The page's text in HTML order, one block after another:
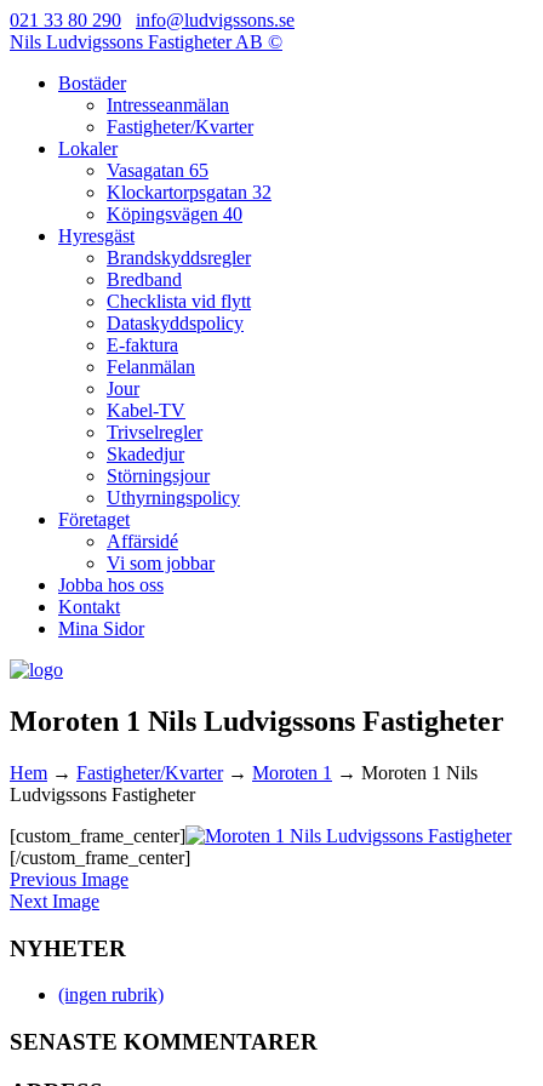
021 33 80 290
info@ludvigssons.se
Nils Ludvigssons Fastigheter AB ©
Bostäder
Intresseanmälan
Fastigheter/Kvarter
Lokaler
Vasagatan 65
Klockartorpsgatan 32
Köpingsvägen 40
Hyresgäst
Brandskyddsregler
Bredband
Checklista vid flytt
Dataskyddspolicy
E-faktura
Felanmälan
Jour
Kabel-TV
Trivselregler
Skadedjur
Störningsjour
Uthyrningspolicy
Företaget
Affärsidé
Vi som jobbar
Jobba hos oss
Kontakt
Mina Sidor
Moroten 1 Nils Ludvigssons Fastigheter
Hem → Fastigheter/Kvarter→ Moroten 1 → Moroten 1 Nils
Ludvigssons Fastigheter
[custom_frame_center]
[/custom_frame_center]
Previous Image
Next Image
NYHETER
(ingen rubrik)
SENASTE KOMMENTARER